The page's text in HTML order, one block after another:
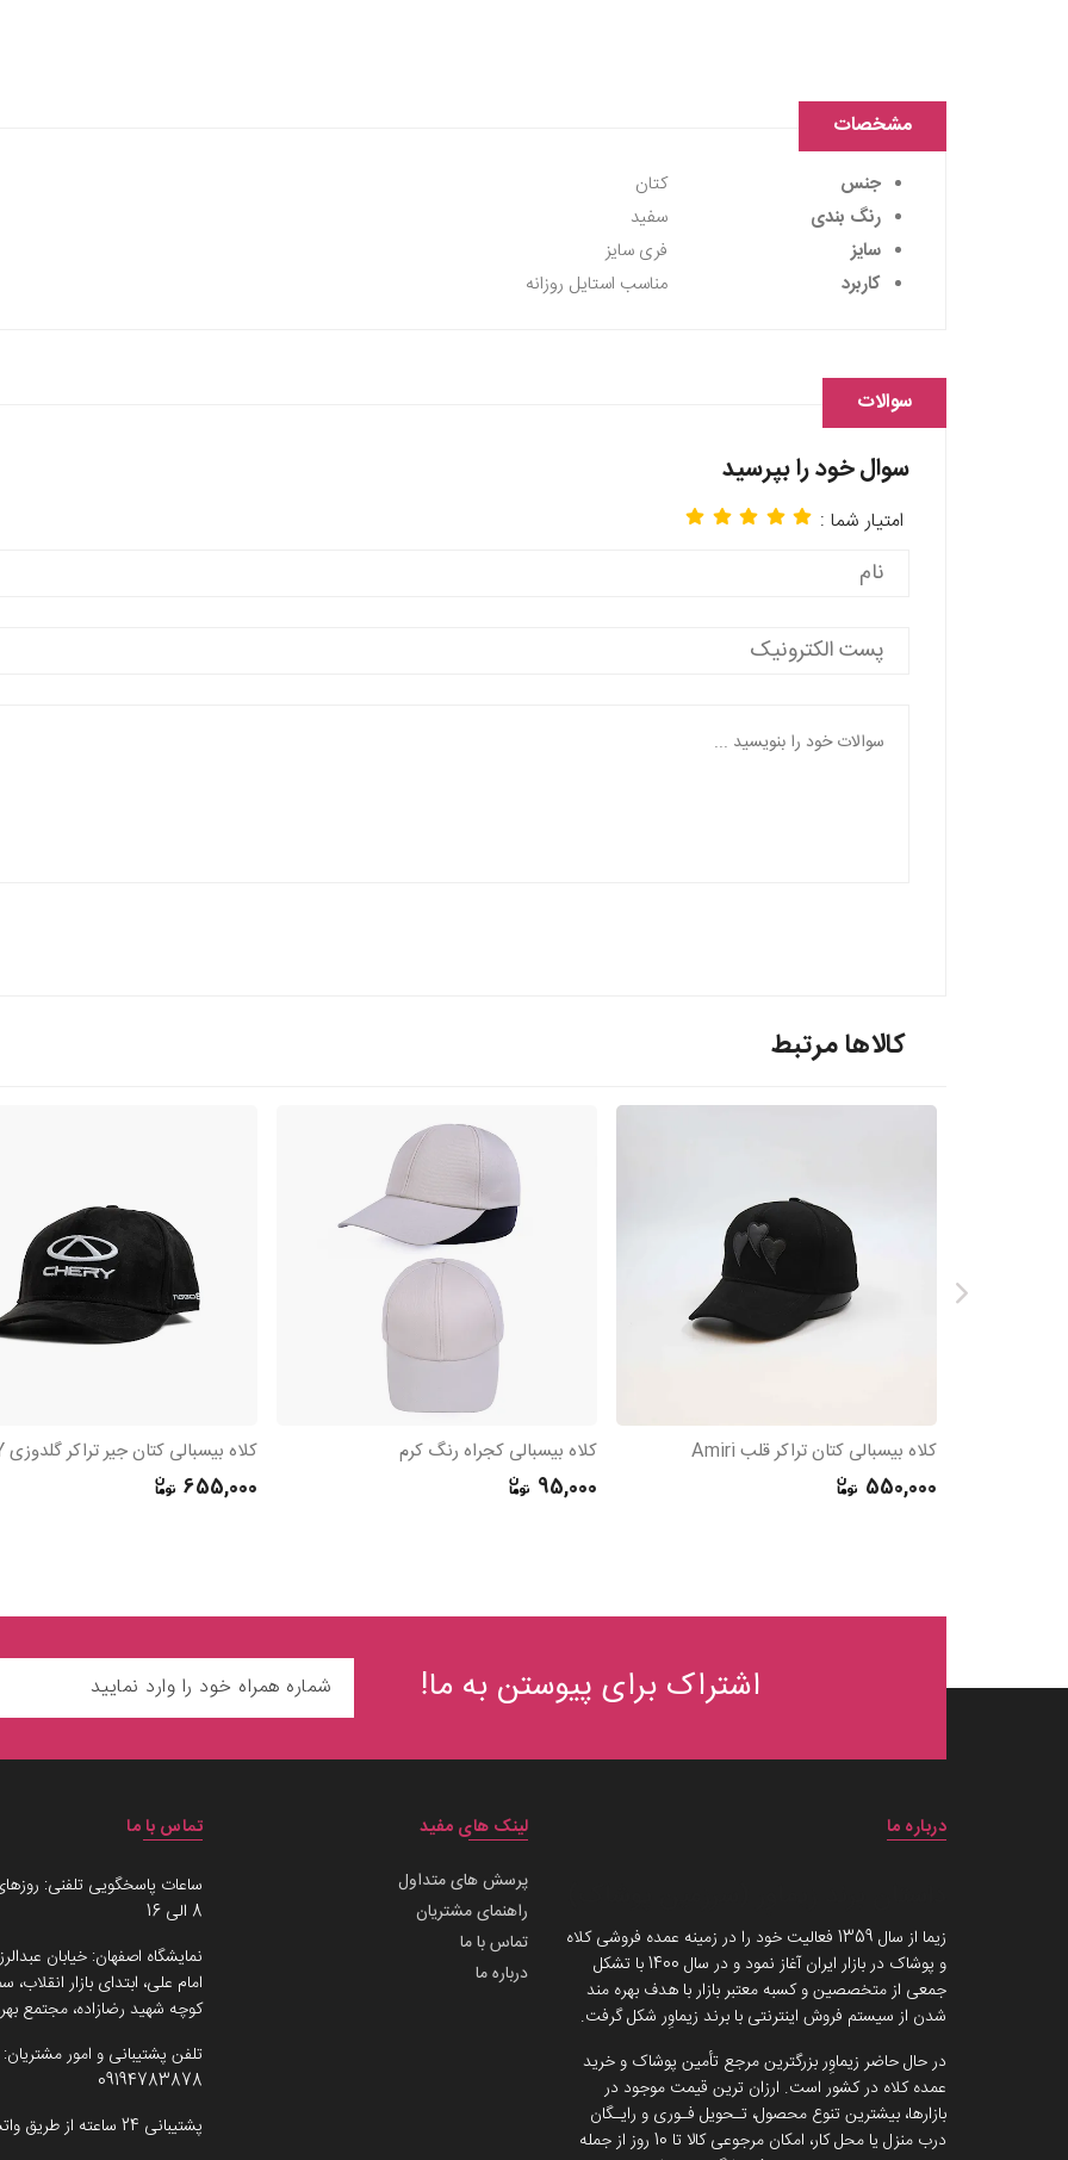
مشخصات
جنس
کتان
رنگ بندی
سفید
سایز
فری سایز
کاربرد
مناسب استایل روزانه
سوالات
سوال خود را بپرسید
امتیار شما :
کالاها مرتبط
کلاه بیسبالی کتان تراکر قلب Amiri
550,000
کلاه بیسبالی کجراه رنگ کرم
95,000
کلاه بیسبالی کتان جیر تراکر گلدوزی CHERY
655,000
اشتراک برای پیوستن به ما!
درباره ما
زیما از سال 1359 فعالیت خود را در زمینه عمده فروشی کلاه
و پوشاک در بازار ایران آغاز نمود و در سال 1400 با تشکل
جمعی از متخصصین و کسبه معتبر بازار با هدف بهره مند
شدن از سیستم فروش اینترنتی با برند زیماوِر شکل گرفت.
در حال حاضر زیماوِر بزرگترین مرجع تأمین پوشاک و خرید
عمده کلاه در کشور است. ارزان ترین قیمت موجود در
بازارها، بیشترین تنوع محصول، تـحویل فـوری و رایـگان
درب منزل یا محل کار، امکان مرجوعی کالا تا 10 روز از جمله
لینک های مفید
پرسش های متداول
راهنمای مشتریان
تماس با ما
درباره ما
تماس با ما
ساعات پاسخگویی تلفنی:
8 الی 16
نمایشگاه اصفهان: خیابان
امام علی، ابتدای بازار
کوچه شهید رضازاده، مجتمع
تلفن پشتیبانی و امور مشتریان:
09194783878
پشتیبانی 24 ساعته از طریق واتساپ